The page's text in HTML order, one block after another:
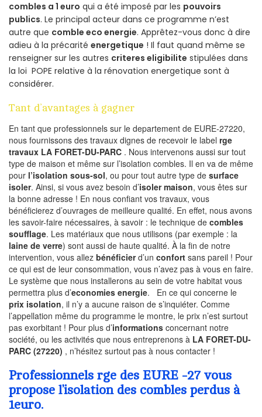
combles a 1 euro qui a été imposé par les pouvoirs
publics. Le principal acteur dans ce programme n’est
autre que comble eco energie. Apprêtez-vous donc à dire
adieu à la précarité energetique ! Il faut quand même se
renseigner sur les autres criteres eligibilite stipulées dans
la loi POPE relative à la rénovation energetique sont à
considérer.
Tant d’avantages à gagner
En tant que professionnels sur le departement de EURE-27220,
nous fournissons des travaux dignes de recevoir le label rge
travaux LA FORET-DU-PARC . Nous intervenons aussi sur tout
type de maison et même sur l’isolation combles. Il en va de même
pour l’isolation sous-sol, ou pour tout autre type de surface
isoler. Ainsi, si vous avez besoin d’isoler maison, vous êtes sur
la bonne adresse ! En nous confiant vos travaux, vous
bénéficierez d’ouvrages de meilleure qualité. En effet, nous avons
les savoir-faire nécessaires, à savoir : le technique de combles
soufflage. Les matériaux que nous utilisons (par exemple : la
laine de verre) sont aussi de haute qualité. À la fin de notre
intervention, vous allez bénéficierd’un confort sans pareil ! Pour
ce qui est de leur consommation, vous n’avez pas à vous en faire.
Le système que nous installerons au sein de votre habitat vous
permettra plus d’economies energie. En ce qui concerne le
prix isolation, il n’y a aucune raison de s’inquiéter. Comme
l’appellation même du programme le montre, le prix n’est surtout
pas exorbitant ! Pour plus d’informations concernant notre
société, ou les activités que nous entreprenons à LA FORET-DU-
PARC (27220) , n’hésitez surtout pas à nous contacter !
Professionnels rge des EURE -27 vous
propose l’isolation des combles perdus à
1euro.